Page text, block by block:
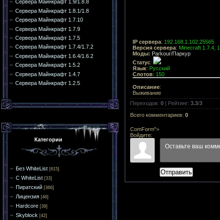
Сервера Майнкрафт 1.9/1.8.8
Сервера Майнкрафт 1.8.1/1.8
Сервера Майнкрафт 1.7.10
Сервера Майнкрафт 1.7.9
Сервера Майнкрафт 1.7.5
Сервера Майнкрафт 1.7.4/1.7.2
Сервера Майнкрафт 1.6.4/1.6.2
Сервера Майнкрафт 1.5.2
Сервера Майнкрафт 1.4.7
Сервера Майнкрафт 1.2.5
Категории
Без WhiteList [615]
С WhiteList [33]
Пиратский [366]
Лицензия [46]
Hardcore [39]
Skyblock [42]
IP сервера: 192.168.1.102:25565
Версия сервера: Minecraft 1.7.4,
Моды: Parkour/Паркур
Статус:
Язык: Русский
Слотов: 150
Описание:
Выживание
Переходов: 0 | Рейтинг: 3.3/3
Всего комментариев: 0
ComForm">
Войдите:
Отправить